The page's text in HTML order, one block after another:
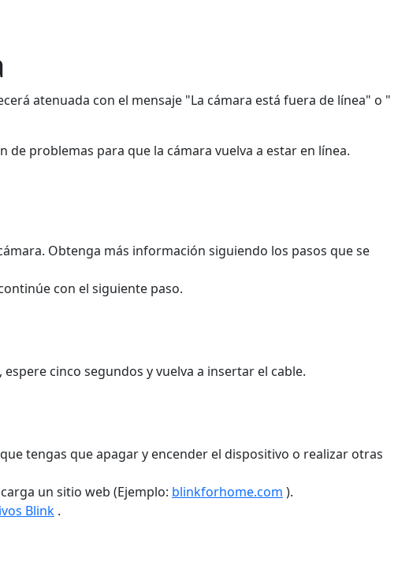
atenuada con el mensaje "La cámara está fuera de línea" o "
problemas para que la cámara vuelva a estar en línea.
Obtenga más información siguiendo los pasos que se
con el siguiente paso.
cinco segundos y vuelva a insertar el cable.
tengas que apagar y encender el dispositivo o realizar otras
un sitio web (Ejemplo: blinkforhome.com ).
Blink .